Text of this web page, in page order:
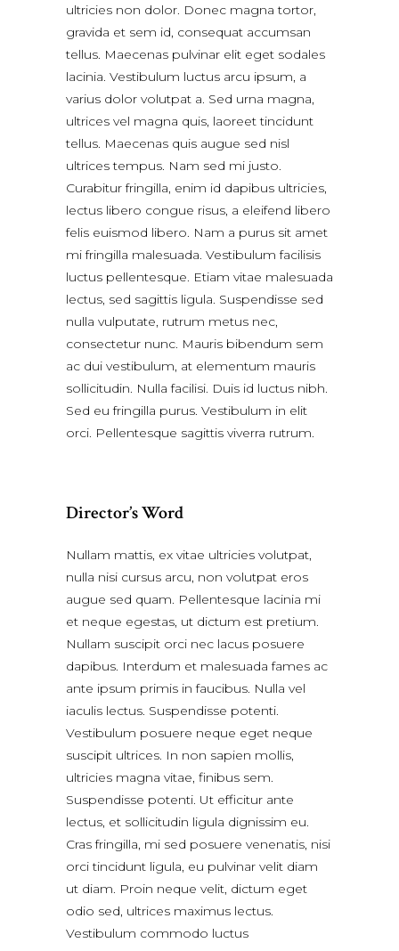
ultricies non dolor. Donec magna tortor,
gravida et sem id, consequat accumsan
tellus. Maecenas pulvinar elit eget sodales
lacinia. Vestibulum luctus arcu ipsum, a
varius dolor volutpat a. Sed urna magna,
ultrices vel magna quis, laoreet tincidunt
tellus. Maecenas quis augue sed nisl
ultrices tempus. Nam sed mi justo.
Curabitur fringilla, enim id dapibus ultricies,
lectus libero congue risus, a eleifend libero
felis euismod libero. Nam a purus sit amet
mi fringilla malesuada. Vestibulum facilisis
luctus pellentesque. Etiam vitae malesuada
lectus, sed sagittis ligula. Suspendisse sed
nulla vulputate, rutrum metus nec,
consectetur nunc. Mauris bibendum sem
ac dui vestibulum, at elementum mauris
sollicitudin. Nulla facilisi. Duis id luctus nibh.
Sed eu fringilla purus. Vestibulum in elit
orci. Pellentesque sagittis viverra rutrum.
Director’s Word
Nullam mattis, ex vitae ultricies volutpat,
nulla nisi cursus arcu, non volutpat eros
augue sed quam. Pellentesque lacinia mi
et neque egestas, ut dictum est pretium.
Nullam suscipit orci nec lacus posuere
dapibus. Interdum et malesuada fames ac
ante ipsum primis in faucibus. Nulla vel
iaculis lectus. Suspendisse potenti.
Vestibulum posuere neque eget neque
suscipit ultrices. In non sapien mollis,
ultricies magna vitae, finibus sem.
Suspendisse potenti. Ut efficitur ante
lectus, et sollicitudin ligula dignissim eu.
Cras fringilla, mi sed posuere venenatis, nisi
orci tincidunt ligula, eu pulvinar velit diam
ut diam. Proin neque velit, dictum eget
odio sed, ultrices maximus lectus.
Vestibulum commodo luctus